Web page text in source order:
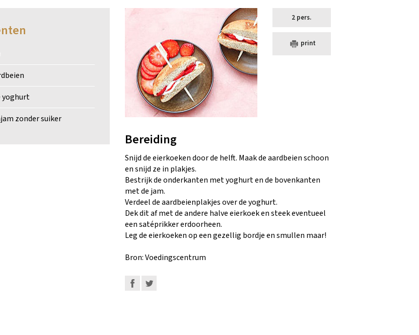
yoghurt
zonder suiker
2 pers.
print
Bereiding
Snijd de eierkoeken door de helft. Maak de aardbeien schoon
en snijd ze in plakjes.
Bestrijk de onderkanten met yoghurt en de bovenkanten
met de jam.
Verdeel de aardbeienplakjes over de yoghurt.
Dek dit af met de andere halve eierkoek en steek eventueel
een satéprikker erdoorheen.
Leg de eierkoeken op een gezellig bordje en smullen maar!
Bron: Voedingscentrum